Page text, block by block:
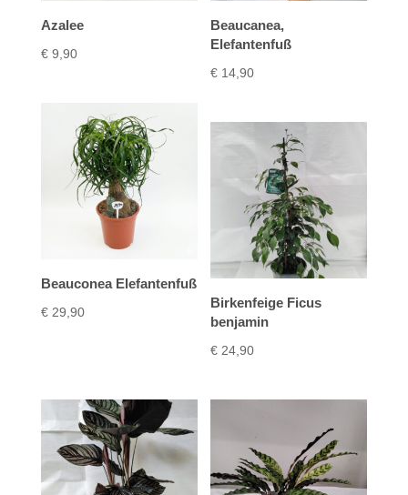
Azalee
€9,90
Beaucanea,
Elefantenfuß
€ 14,90
Beauconea Elefantenfuß
€29,90
Birkenfeige Ficus
benjamin
€ 24,90